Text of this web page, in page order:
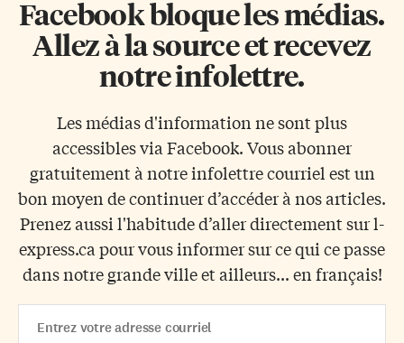
Facebook bloque les médias.
Allez à la source et recevez
notre infolettre.
Les médias d'information ne sont plus
accessibles via Facebook. Vous abonner
gratuitement à notre infolettre courriel est un
bon moyen de continuer d’accéder à nos articles.
Prenez aussi l'habitude d’aller directement sur l-
express.ca pour vous informer sur ce qui ce passe
dans notre grande ville et ailleurs... en français!
Address